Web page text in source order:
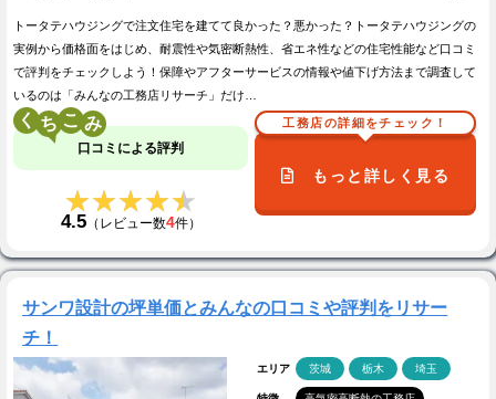
トータテハウジングで注文住宅を建てて良かった？悪かった？トータテハウジングの
実例から価格面をはじめ、耐震性や気密断熱性、省エネ性などの住宅性能など口コミ
で評判をチェックしよう！保障やアフターサービスの情報や値下げ方法まで調査して
いるのは「みんなの工務店リサーチ」だけ…
く こ
口コミによる評判
★★★★★
★★★★★
4.5（レビュー数4件）
工務店の詳細をチェック！
もっと詳しく見る
サンワ設計の坪単価とみんなの口コミや評判をリサー
チ！
エリア 茨城 栃木 埼玉